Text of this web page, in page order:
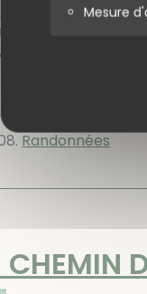
Mesure
Le beau
Petit crochet
. Randonnées